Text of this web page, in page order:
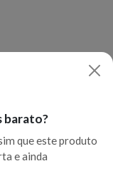
barato?
que este produto
e ainda